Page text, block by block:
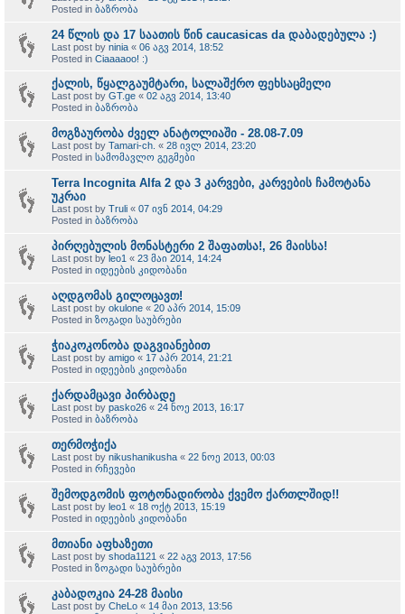
Posted in ბაზრობა
24 წლის და 17 საათის წინ caucasicas da დაბადებულა :)
Last post by ninia « 06 აგვ 2014, 18:52
Posted in Ciaaaaoo! :)
ქალის, წყალგაუმტარი, სალაშქრო ფეხსაცმელი
Last post by GT.ge « 02 აგვ 2014, 13:40
Posted in ბაზრობა
მოგზაურობა ძველ ანატოლიაში - 28.08-7.09
Last post by Tamari-ch. « 28 ივლ 2014, 23:20
Posted in სამომავლო გეგმები
Terra Incognita Alfa 2 და 3 კარვები, კარვების ჩამოტანა
უკრაი
Last post by Truli « 07 ივნ 2014, 04:29
Posted in ბაზრობა
პირღებულის მონასტერი 2 შაფათსა!, 26 მაისსა!
Last post by leo1 « 23 მაი 2014, 14:24
Posted in იდეების კიდობანი
აღდგომას გილოცავთ!
Last post by okulone « 20 აპრ 2014, 15:09
Posted in ზოგადი საუბრები
ჭიაკოკონობა დაგვიანებით
Last post by amigo « 17 აპრ 2014, 21:21
Posted in იდეების კიდობანი
ქარდამცავი პირბადე
Last post by pasko26 « 24 ნოე 2013, 16:17
Posted in ბაზრობა
თერმოჭიქა
Last post by nikushanikusha « 22 ნოე 2013, 00:03
Posted in რჩევები
შემოდგომის ფოტონადირობა ქვემო ქართლშიდ!!
Last post by leo1 « 18 ოქტ 2013, 15:19
Posted in იდეების კიდობანი
მთიანი აფხაზეთი
Last post by shoda1121 « 22 აგვ 2013, 17:56
Posted in ზოგადი საუბრები
კაბადოკია 24-28 მაისი
Last post by CheLo « 14 მაი 2013, 13:56